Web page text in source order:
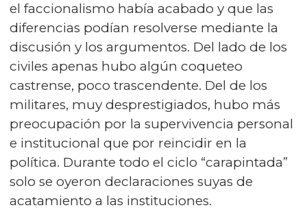
el faccionalismo había acabado y que las
diferencias podían resolverse mediante la
discusión y los argumentos. Del lado de los
civiles apenas hubo algún coqueteo
castrense, poco trascendente. Del de los
militares, muy desprestigiados, hubo más
preocupación por la supervivencia personal
e institucional que por reincidir en la
política. Durante todo el ciclo “carapintada”
solo se oyeron declaraciones suyas de
acatamiento a las instituciones.